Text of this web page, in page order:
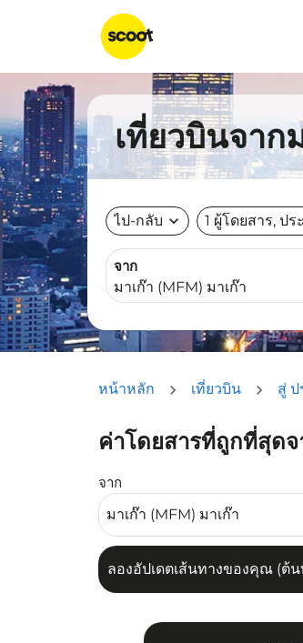
เที่ยวบินจาก
ไป-กลับ expand_more 1 ผู้โดยสาร, ปร
จาก
หน้าหลัก เที่ยวบิน สู่
ค่าโดยสารที่ถูกที่สุดจ
จาก
ลองอัปเดตเส้นทางของคุณ (ต้
ลองอัปเดตเส้นทางของคุณ (ต้น